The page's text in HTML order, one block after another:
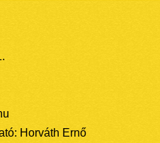
Horváth Ernő